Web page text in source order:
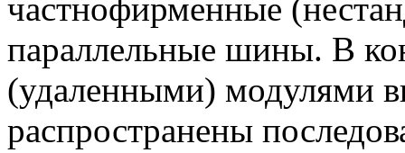
частнофирменные
параллельные шины. В
(удаленными) модулями
распространены